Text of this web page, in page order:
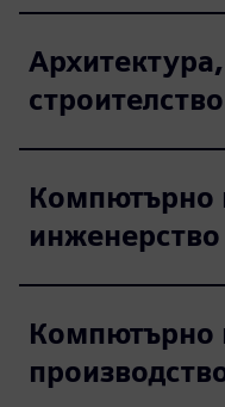
Компютърно
инженерство
Компютърно